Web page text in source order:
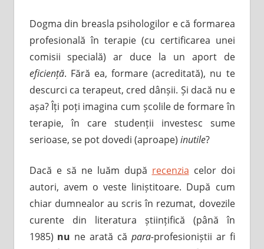
Dogma din breasla psihologilor e că formarea
profesională în terapie (cu certificarea unei
comisii specială) ar duce la un aport de
eficiență. Fără ea, formare (acreditată), nu te
descurci ca terapeut, cred dânșii. Și dacă nu e
așa? Îți poți imagina cum școlile de formare în
terapie, în care studenții investesc sume
serioase, se pot dovedi (aproape) inutile?
Dacă e să ne luăm după recenzia celor doi
autori, avem o veste liniștitoare. După cum
chiar dumnealor au scris în rezumat, dovezile
curente din literatura științifică (până în
1985) nu ne arată că para-profesioniștii ar fi